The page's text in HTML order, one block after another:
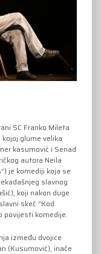
SC Franko Mileta
glume velika
kasumović i Senad
autora Neila
je komediji koja se
slavnog
koji nakon duge
skeč “Kod
povijesti komedije.
između dvojice
(Kusumović), inače